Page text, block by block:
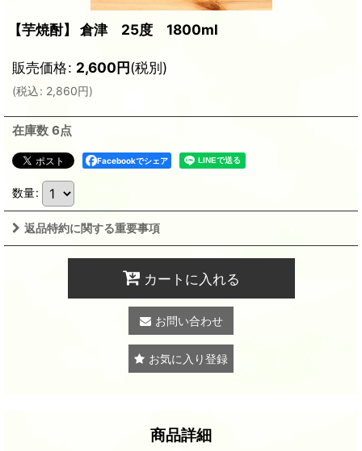
【芋焼酎】 倉津 25度 1800ml
販売価格: 2,600円(税別)
(税込: 2,860円)
在庫数 6点
Facebookでシェア
数量:
返品特約に関する重要事項
カートに入れる
お問い合わせ
お気に入り登録
商品詳細